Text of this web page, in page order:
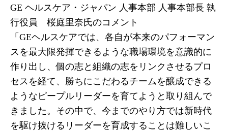
GE ヘルスケア・ジャパン 人事本部 人事本部長 執
行役員 桜庭里奈氏のコメント
「GEヘルスケアでは、各自が本来のパフォーマン
スを最大限発揮できるような職場環境を意識的に
作り出し、個の志と組織の志をリンクさせるプロ
セスを経て、勝ちにこだわるチームを醸成できる
ようなピープルリーダーを育てようと取り組んで
きました。その中で、今までのやり方では新時代
を駆け抜けるリーダーを育成することは難しいこ